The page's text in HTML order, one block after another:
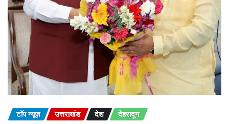
टॉप न्यूज़ उत्तराखंड देश देहरादून